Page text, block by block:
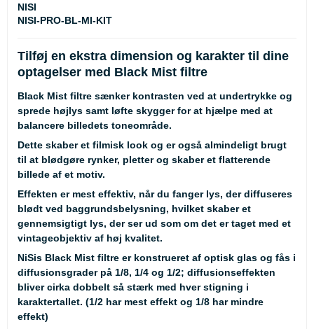
NISI
NISI-PRO-BL-MI-KIT
Tilføj en ekstra dimension og karakter til dine
optagelser med Black Mist filtre
Black Mist filtre sænker kontrasten ved at undertrykke og
sprede højlys samt løfte skygger for at hjælpe med at
balancere billedets toneområde.
Dette skaber et filmisk look og er også almindeligt brugt
til at blødgøre rynker, pletter og skaber et flatterende
billede af et motiv.
Effekten er mest effektiv, når du fanger lys, der diffuseres
blødt ved baggrundsbelysning, hvilket skaber et
gennemsigtigt lys, der ser ud som om det er taget med et
vintageobjektiv af høj kvalitet.
NiSis Black Mist filtre er konstrueret af optisk glas og fås i
diffusionsgrader på 1/8, 1/4 og 1/2; diffusionseffekten
bliver cirka dobbelt så stærk med hver stigning i
karaktertallet. (1/2 har mest effekt og 1/8 har mindre
effekt)